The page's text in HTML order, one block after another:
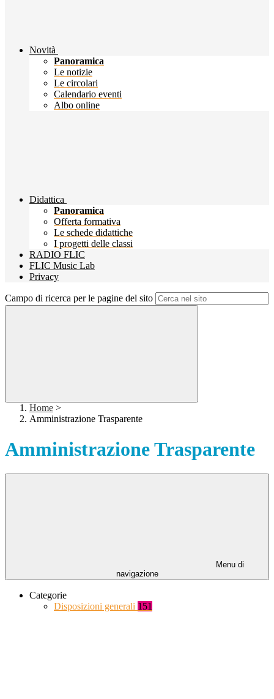
Novità
Panoramica
Le notizie
Le circolari
Calendario eventi
Albo online
Didattica
Panoramica
Offerta formativa
Le schede didattiche
I progetti delle classi
RADIO FLIC
FLIC Music Lab
Privacy
Campo di ricerca per le pagine del sito
Home >
Amministrazione Trasparente
Amministrazione Trasparente
Menu di
navigazione
Categorie
Disposizioni generali 151